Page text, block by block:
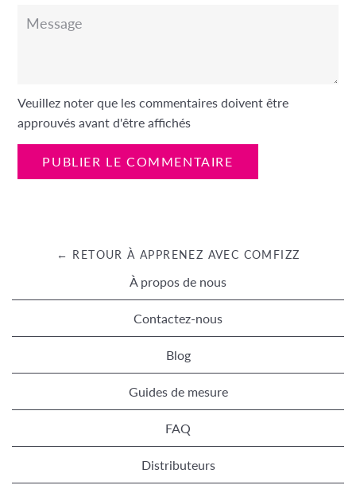
Message
Veuillez noter que les commentaires doivent être
approuvés avant d'être affichés
← RETOUR À APPRENEZ AVEC COMFIZZ
À propos de nous
Contactez-nous
Blog
Guides de mesure
FAQ
Distributeurs